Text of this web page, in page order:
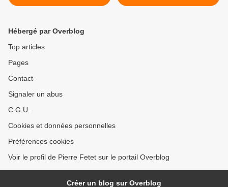
japonais endémiques aux
Daiichi
Titanic nucléaire >
Hébergé par Overblog
Top articles
Pages
Contact
Signaler un abus
C.G.U.
Cookies et données personnelles
Préférences cookies
Voir le profil de Pierre Fetet sur le portail Overblog
Créer un blog sur Overblog